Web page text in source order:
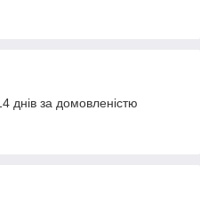
днів за домовленістю